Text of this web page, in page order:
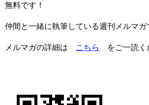
無料です！
仲間と一緒に執筆している週刊メルマガ
メルマガの詳細は こちら をご一読く